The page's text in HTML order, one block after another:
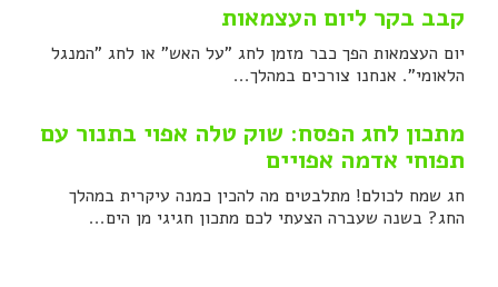
קבב בקר ליום העצמאות
יום העצמאות הפך כבר מזמן לחג "על האש" או לחג "המנגל
הלאומי". אנחנו צורכים במהלך...
מתכון לחג הפסח: שוק טלה אפוי בתנור עם
תפוחי אדמה אפויים
חג שמח לכולם! מתלבטים מה להכין כמנה עיקרית במהלך
החג? בשנה שעברה הצעתי לכם מתכון חגיגי מן הים...